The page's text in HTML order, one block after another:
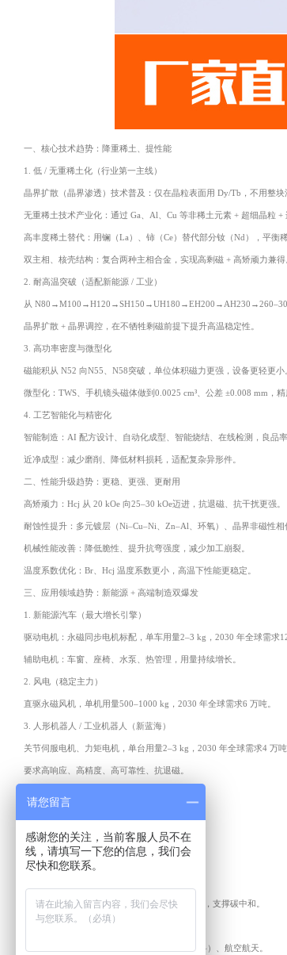
一、核心技术趋势：降重稀土、提性能
1. 低 / 无重稀土化（行业第一主线）
晶界扩散（晶界渗透）技术普及：仅在晶粒表面用 Dy/Tb，不用整
无重稀土技术产业化：通过 Ga、Al、Cu 等非稀土元素 + 超细晶粒
高丰度稀土替代：用镧（La）、铈（Ce）替代部分钕（Nd），平衡
双主相、核壳结构：复合两种主相合金，实现高剩磁 + 高矫顽力兼得
2. 耐高温突破（适配新能源 / 工业）
从
晶界扩散 + 晶界调控，在不牺牲剩磁前提下提升高温稳定性。
3. 高功率密度与微型化
磁能积从 N52 向N55、N58突破，单位体积磁力更强，设备更轻更小
微型化：TWS、手机镜头磁体做到0.0025 cm³、公差 ±0.008 mm，精
4. 工艺智能化与精密化
智能制造：AI 配方设计、自动化成型、智能烧结、在线检测，良品率
近净成型：减少磨削、降低材料损耗，适配复杂异形件。
二、性能升级趋势：更稳、更强、更耐用
高矫顽力：Hcj 从 20 kOe 向25–30 kOe迈进，抗退磁、抗干扰更强。
耐蚀性提升：多元镀层（Ni–Cu–Ni、Zn–Al、环氧）、晶界非磁性相
机械性能改善：降低脆性、提升抗弯强度，减少加工崩裂。
温度系数优化：Br、Hcj 温度系数更小，高温下性能更稳定。
三、应用领域趋势：新能源 + 高端制造双爆发
1. 新能源汽车（最大增长引擎）
驱动电机：永磁同步电机标配，单车用量2–3 kg，2030 年全球需求12
辅助电机：车窗、座椅、水泵、热管理，用量持续增长。
2. 风电（稳定主力）
直驱永磁风机，单机用量500–1000 kg，2030 年全球需求6 万吨。
3. 人形机器人 / 工业机器人（新蓝海）
关节伺服电机、力矩电机，单台用量2–3 kg，2030 年全球需求4 万吨
要求高响应、高精度、高可靠性、抗退磁。
TWS 耳机：发声单元、磁吸充电
电脑 / 家电：硬盘、风扇、压缩机、变频电机。
IE4/IE5 超高效电机、伺服、步进，Hcj≥30 kOe，支撑碳中和。
6. 新兴领域
低空经济（eVTOL）、储能、医疗（MRI、牙科）、航空航天。
请您留言
感谢您的关注，当前客服人员不在
线，请填写一下您的信息，我们会
尽快和您联系。